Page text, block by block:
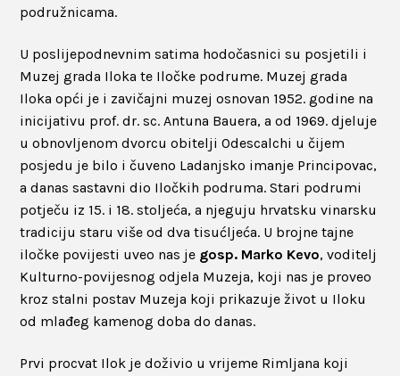
podružnicama.
U poslijepodnevnim satima hodočasnici su posjetili i
Muzej grada Iloka te Iločke podrume. Muzej grada
Iloka opći je i zavičajni muzej osnovan 1952. godine na
inicijativu prof. dr. sc. Antuna Bauera, a od 1969. djeluje
u obnovljenom dvorcu obitelji Odescalchi u čijem
posjedu je bilo i čuveno Ladanjsko imanje Principovac,
a danas sastavni dio Iločkih podruma. Stari podrumi
potječu iz 15. i 18. stoljeća, a njeguju hrvatsku vinarsku
tradiciju staru više od dva tisućljeća. U brojne tajne
iločke povijesti uveo nas je gosp. Marko Kevo, voditelj
Kulturno-povijesnog odjela Muzeja, koji nas je proveo
kroz stalni postav Muzeja koji prikazuje život u Iloku
od mlađeg kamenog doba do danas.
Prvi procvat Ilok je doživio u vrijeme Rimljana koji